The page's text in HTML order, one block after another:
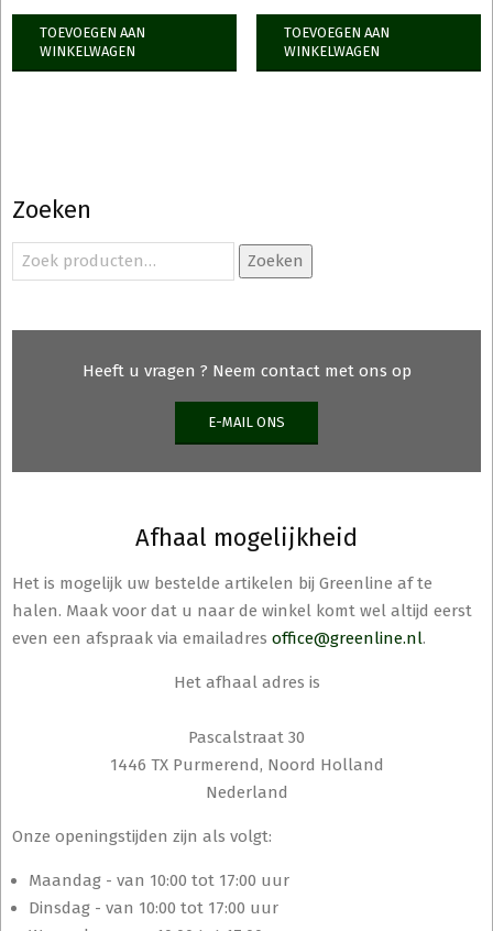
TOEVOEGEN AAN
WINKELWAGEN
TOEVOEGEN AAN
WINKELWAGEN
Zoeken
Zoeken
naar:
Zoeken
Heeft u vragen ? Neem contact met ons op
E-MAIL ONS
Afhaal mogelijkheid
Het is mogelijk uw bestelde artikelen bij Greenline af te
halen. Maak voor dat u naar de winkel komt wel altijd eerst
even een afspraak via emailadres office@greenline.nl.
Het afhaal adres is
Pascalstraat 30
1446 TX Purmerend, Noord Holland
Nederland
Onze openingstijden zijn als volgt:
Maandag - van 10:00 tot 17:00 uur
Dinsdag - van 10:00 tot 17:00 uur